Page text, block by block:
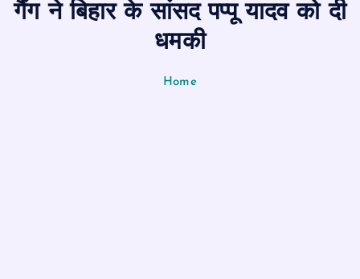
गैंग ने बिहार के सांसद पप्पू यादव को दी
धमकी
Home